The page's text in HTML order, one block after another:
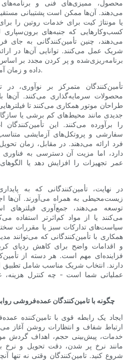
محصول، ممیزی‌های فنی و برنامه‌های
می‌دهند. آن‌ها ممکن است پشتیبانی
یا مونتاژ کیت برای خدمات روتین را
کسب‌وکارهایی که جنبه‌های برون‌سپاری
می‌دهند، چنین تأمین‌کنندگانی به جای
شریک عمل می‌کنند. توانایی آن‌ها در
برنامه‌ریزی‌شده و پر کردن مجدد بر اساس
داده و زمان آماده به کار را بهبود می‌بخشد.
تأمین‌کنندگان متمرکز بر نوآوری،
محصولات سرمایه‌گذاری می‌کنند. آن‌ها با
طراحان موتور همکاری می‌کنند تا
جدیدی مانند محیط‌های کم برشی یا
را برآورده می‌کنند. این
سفارشی و پروتکل‌های آزمایشی
فرد ارائه می‌دهند. در مقابل، زمان تحویل
دارد، اما مزیت آن دسترسی به
عمر تجهیزات را افزایش دهد یا
در نهایت، تأمین‌کنندگانی که به
زیست‌محیطی به همراه می‌آورند. آن‌ها
توسعه می‌دهند، جمع‌آوری فیلترهای
می‌کنند یا از مواد کم‌اثرتر استفاده
سیاست‌های تدارکات سبز یا مقررات
همکاری با تأمین‌کنندگانی که می‌توانند
و اقدامات واضح برای کاهش ردپای
فزاینده‌ای مهم است. هر دسته از
دارند. انتخاب شریک مناسب شامل تطبیق
عملیاتی شما است - چه کنترل هزینه،
چگونه با تامین‌کنندگان عمده‌فروشی
ایجاد یک رابطه قوی با تامین‌کننده
ارتباط شفاف و انتظارات روشن آغاز
خدمات، پیش‌بینی حجم، اهداف گردش
شروع کنید. تامین‌کنندگان وقتی نه تنها